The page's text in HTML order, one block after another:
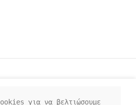
για να βελτιώσουμε